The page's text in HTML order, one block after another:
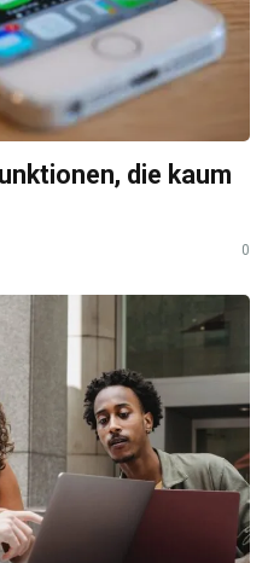
die kaum
0